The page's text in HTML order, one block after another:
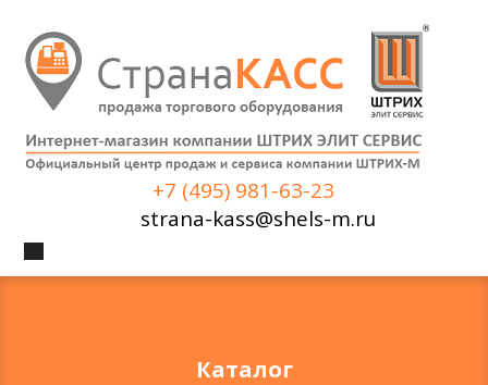
+7 (495) 981-63-23
strana-kass@shels-m.ru
Каталог